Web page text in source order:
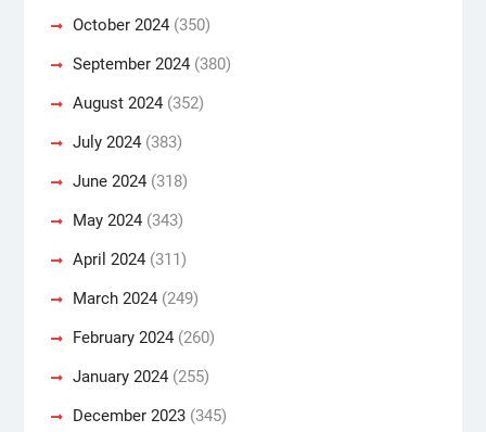
October 2024(350)
September 2024(380)
August 2024(352)
July 2024(383)
June 2024(318)
May 2024(343)
April 2024(311)
March 2024(249)
February 2024(260)
January 2024(255)
December 2023(345)